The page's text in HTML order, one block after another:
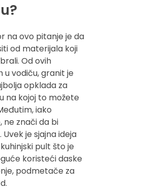
na ovo pitanje je da
od materijala koji
Od ovih
u vodiču, granit je
opklada za
na kojoj to možete
iako
ne znači da bi
je sjajna ideja
pult što je
koristeći daske
podmetače za